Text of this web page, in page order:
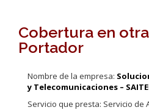
Cobertura en
Portador
Nombre de la empresa:
y Telecomunicaciones –
Servicio que presta: Servicio de